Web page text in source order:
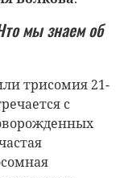
мы знаем об
трисомия 21-
с